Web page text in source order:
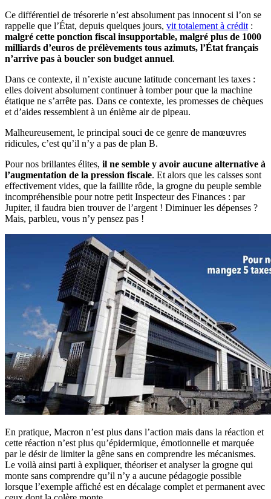
Ce différentiel de trésorerie n’est absolument pas innocent si l’on se
rappelle que l’État, depuis quelques jours, vit totalement à crédit :
malgré cette ponction fiscal insupportable, malgré plus de 1000
milliards d’euros de prélèvements tous azimuts, l’État français
n’arrive pas à boucler son budget annuel.
Dans ce contexte, il n’existe aucune latitude concernant les taxes :
elles doivent absolument continuer à tomber pour que la machine
étatique ne s’arrête pas. Dans ce contexte, les promesses de chèques
et d’aides ressemblent à un énième air de pipeau.
Malheureusement, le principal souci de ce genre de manœuvres
ridicules, c’est qu’il n’y a pas de plan B.
Pour nos brillantes élites, il ne semble y avoir aucune alternative à
l’augmentation de la pression fiscale. Et alors que les caisses sont
effectivement vides, que la faillite rôde, la grogne du peuple semble
incompréhensible pour notre petit Inspecteur des Finances : par
Jupiter, il faudra bien trouver de l’argent ! Diminuer les dépenses ?
Mais, parbleu, vous n’y pensez pas !
En pratique, Macron n’est plus dans l’action mais dans la réaction et
cette réaction n’est plus qu’épidermique, émotionnelle et marquée
par le désir de limiter la gêne sans en comprendre les mécanismes.
Le voilà ainsi parti à expliquer, théoriser et analyser la grogne qui
monte sans comprendre qu’il n’y a aucune pédagogie possible
lorsque l’exemple affiché est en décalage complet et permanent avec